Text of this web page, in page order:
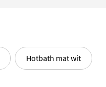
Hotbath mat wit